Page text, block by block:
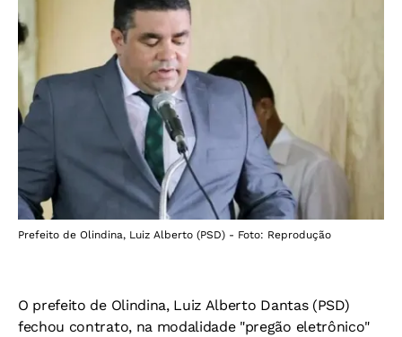
Prefeito de Olindina, Luiz Alberto (PSD) - Foto: Reprodução
O prefeito de Olindina, Luiz Alberto Dantas (PSD)
fechou contrato, na modalidade "pregão eletrônico"